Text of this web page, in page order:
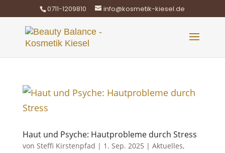
0711-1209810 info@kosmetik-kiesel.de
Haut und Psyche: Hautprobleme durch Stress
von Steffi Kirstenpfad | 1. Sep. 2025 | Aktuelles,